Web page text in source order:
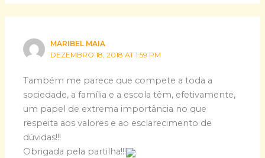
MARIBEL MAIA
DEZEMBRO 18, 2018 AT 1:59 PM
Também me parece que compete a toda a
sociedade, a família e a escola têm, efetivamente,
um papel de extrema importância no que
respeita aos valores e ao esclarecimento de
dúvidas!!!
Obrigada pela partilha!!!